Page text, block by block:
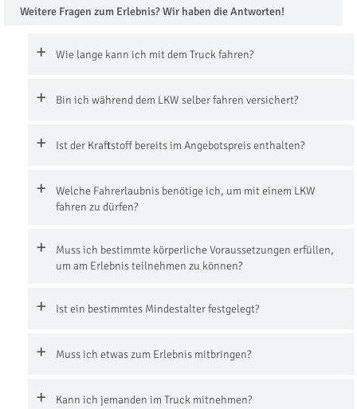
Weitere Fragen zum Erlebnis? Wir haben die Antworten!
Wie lange kann ich mit dem Truck fahren?
Bin ich während dem LKW selber fahren versichert?
Ist der Kraftstoff bereits im Angebotspreis enthalten?
Welche Fahrerlaubnis benötige ich, um mit einem LKW
fahren zu dürfen?
Muss ich bestimmte körperliche Voraussetzungen erfüllen,
um am Erlebnis teilnehmen zu können?
Ist ein bestimmtes Mindestalter festgelegt?
Muss ich etwas zum Erlebnis mitbringen?
Kann ich jemanden im Truck mitnehmen?